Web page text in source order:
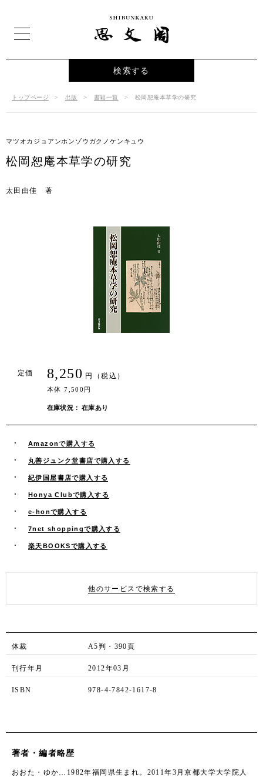
検索する
トップページ 出版 書籍一覧 松岡恕庵本草学の研究
マツオカジョアンホンゾウガクノケンキュウ
松岡恕庵本草学の研究
太田由佳 著
定価 8,250 円（税込）
本体 7,500円
在庫状況： 在庫あり
Amazonで購入する
丸善ジュンク堂書店で購入する
紀伊国屋書店で購入する
Honya Clubで購入する
e-honで購入する
7net shoppingで購入する
楽天BOOKSで購入する
他のサービスで検索する
体裁 A5判・390頁
刊行年月 2012年03月
ISBN 978-4-7842-1617-8
著者・編者略歴
おおた・ゆか…1982年福岡県生まれ。2011年3月京都大学大学院人